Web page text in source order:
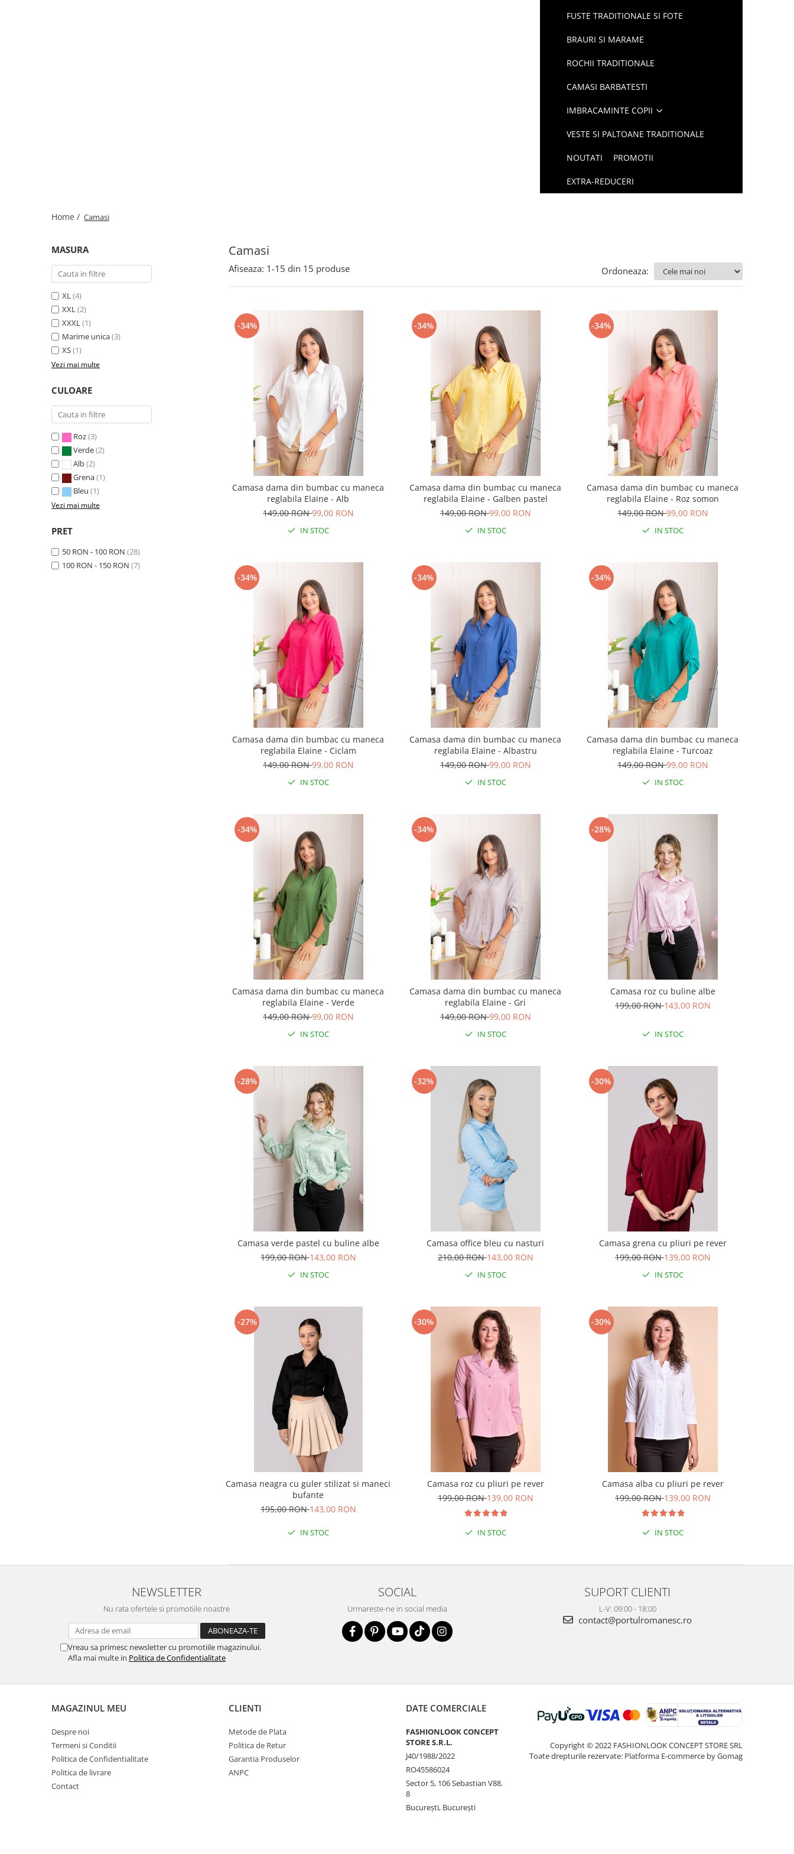
FUSTE TRADITIONALE SI FOTE
BRAURI SI MARAME
ROCHII TRADITIONALE
CAMASI BARBATESTI
IMBRACAMINTE COPII
VESTE SI PALTOANE TRADITIONALE
NOUTATI PROMOTII
EXTRA-REDUCERI
Home / Camasi
Camasi
MASURA
XL(4)
XXL(2)
XXXL(1)
Marime unica(3)
XS(1)
Vezi mai multe
CULOARE
Roz(3)
Verde(2)
Alb(2)
Grena(1)
Bleu (1)
Vezi mai multe
PRET
50 RON - 100 RON (28)
100 RON - 150 RON (7)
Afiseaza: 1-15 din 15 produse Ordoneaza:
-34%
Camasa dama din bumbac cu maneca
reglabila Elaine - Alb
149,00 RON99,00 RON
IN STOC
-34%
Camasa dama din bumbac cu maneca
reglabila Elaine - Galben pastel
149,00 RON99,00 RON
IN STOC
-34%
Camasa dama din bumbac cu maneca
reglabila Elaine - Roz somon
149,00 RON99,00 RON
IN STOC
-34%
Camasa dama din bumbac cu maneca
reglabila Elaine - Ciclam
149,00 RON99,00 RON
IN STOC
-34%
Camasa dama din bumbac cu maneca
reglabila Elaine - Albastru
149,00 RON99,00 RON
IN STOC
-34%
Camasa dama din bumbac cu maneca
reglabila Elaine - Turcoaz
149,00 RON99,00 RON
IN STOC
-34%
Camasa dama din bumbac cu maneca
reglabila Elaine - Verde
149,00 RON99,00 RON
IN STOC
-34%
Camasa dama din bumbac cu maneca
reglabila Elaine - Gri
149,00 RON99,00 RON
IN STOC
-28%
Camasa roz cu buline albe
199,00 RON143,00 RON
IN STOC
-28%
Camasa verde pastel cu buline albe
199,00 RON143,00 RON
IN STOC
-32%
Camasa office bleu cu nasturi
210,00 RON143,00 RON
IN STOC
-30%
Camasa grena cu pliuri pe rever
199,00 RON139,00 RON
IN STOC
-27%
Camasa neagra cu guler stilizat si maneci
bufante
195,00 RON143,00 RON
IN STOC
-30%
Camasa roz cu pliuri pe rever
199,00 RON139,00 RON
IN STOC
-30%
Camasa alba cu pliuri pe rever
199,00 RON139,00 RON
IN STOC
NEWSLETTER
Nu rata ofertele si promotiile noastre
Vreau sa primesc newsletter cu promotiile magazinului.
Afla mai multe in Politica de Confidentialitate
SOCIAL
Urmareste-ne in social media
SUPORT CLIENTI
L-V: 09:00 - 18:00
contact@portulromanesc.ro
MAGAZINUL MEU
Despre noi
Termeni si Conditii
Politica de Confidentialitate
Politica de livrare
Contact
CLIENTI
Metode de Plata
Politica de Retur
Garantia Produselor
ANPC
DATE COMERCIALE
FASHIONLOOK CONCEPT
STORE S.R.L.
J40/1988/2022
RO45586024
Sector 5, 106 Sebastian V88.
8
Bucureşti, Bucureşti
Copyright © 2022 FASHIONLOOK CONCEPT STORE SRL
Toate drepturile rezervate: Platforma E-commerce by Gomag